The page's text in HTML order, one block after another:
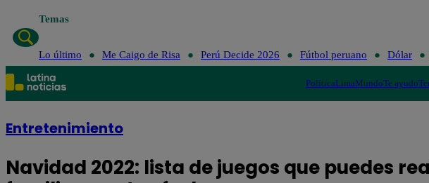
Temas
Lo último Me Caigo de Risa Perú Decide 2026 Fútbol peruano Dólar
PolíticaLimaMundoTe ayudo
Entretenimiento
Navidad 2022: lista de juegos que puedes